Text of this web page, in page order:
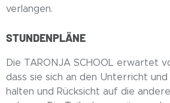
verlangen.
STUNDENPLÄNE
Die TARONJA SCHOOL erwartet
dass sie sich an den Unterricht
halten und Rücksicht auf die